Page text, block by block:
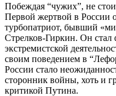
Побеждая “чужих”, не
Первой жертвой в России
турбопатриот, бывший
Стрелков-Гиркин. Он стал
экстремистской
своим поведением в
России стало
сторонник войны, хоть и
критикой Путина.